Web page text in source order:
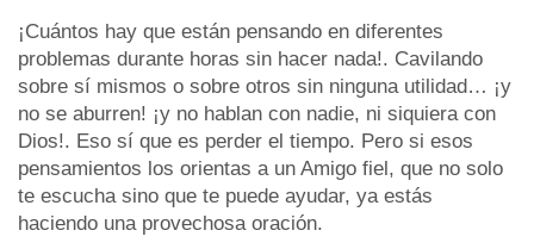
¡Cuántos hay que están pensando en diferentes
problemas durante horas sin hacer nada!. Cavilando
sobre sí mismos o sobre otros sin ninguna utilidad… ¡y
no se aburren! ¡y no hablan con nadie, ni siquiera con
Dios!. Eso sí que es perder el tiempo. Pero si esos
pensamientos los orientas a un Amigo fiel, que no solo
te escucha sino que te puede ayudar, ya estás
haciendo una provechosa oración.